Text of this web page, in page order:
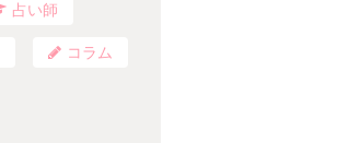
占い師
コラム